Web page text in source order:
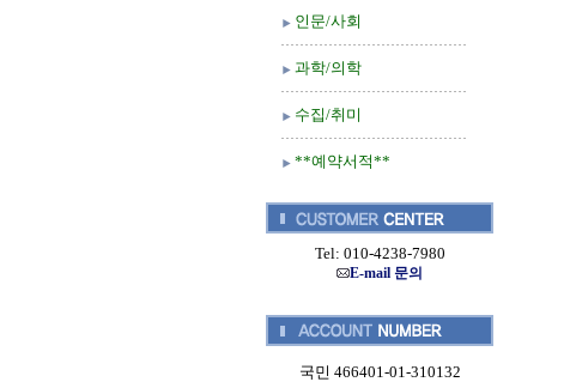
인문/사회
과학/의학
수집/취미
**예약서적**
Tel: 010-4238-7980
E-mail 문의
국민 466401-01-310132